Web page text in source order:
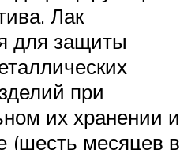
Лак
для защиты
при
их хранении и
(шесть месяцев в